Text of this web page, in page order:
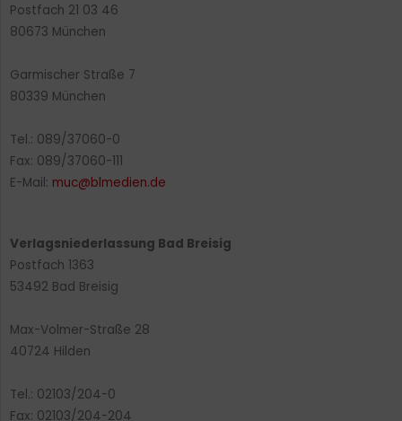
Postfach 21 03 46
80673 München
Garmischer Straße 7
80339 München
Tel.: 089/37060-0
Fax: 089/37060-111
E-Mail: muc@blmedien.de
Verlagsniederlassung Bad Breisig
Postfach 1363
53492 Bad Breisig
Max-Volmer-Straße 28
40724 Hilden
Tel.: 02103/204-0
Fax: 02103/204-204